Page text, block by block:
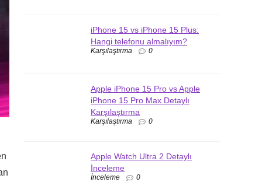
iPhone 15 vs iPhone 15 Plus:
Hangi telefonu almalıyım?
Karşılaştırma 0
Apple iPhone 15 Pro vs Apple
iPhone 15 Pro Max Detaylı
Karşılaştırma
Karşılaştırma 0
Apple Watch Ultra 2 Detaylı
İnceleme
İnceleme 0